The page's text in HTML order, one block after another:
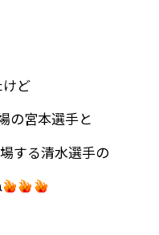
ど
の宮本選手と
する清水選手の